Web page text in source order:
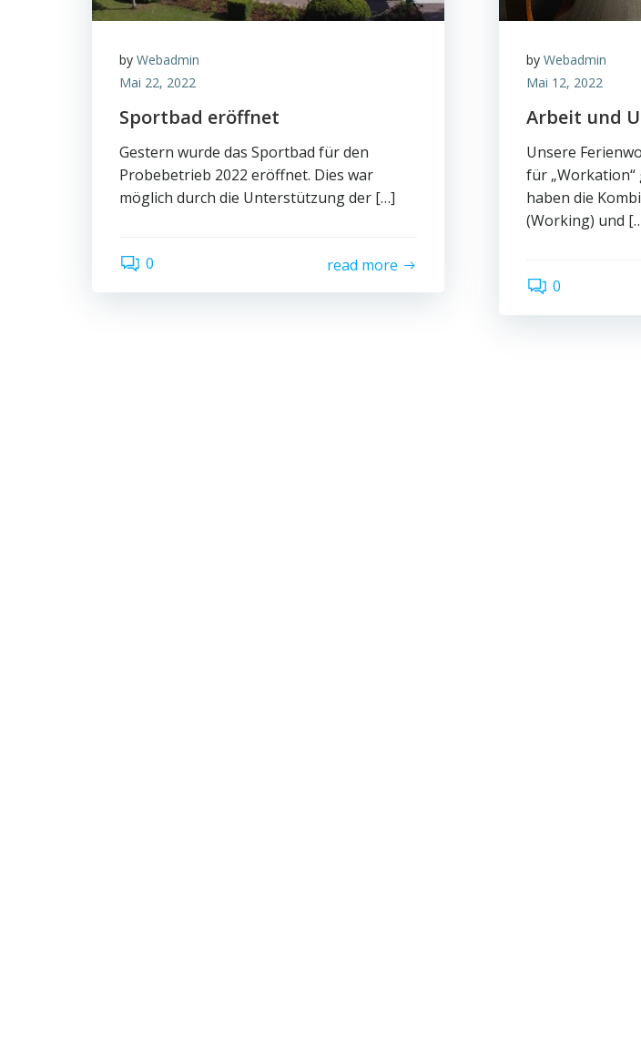
by Webadmin
Mai 22, 2022
Sportbad eröffnet
Gestern wurde das Sportbad für den
Probebetrieb 2022 eröffnet. Dies war
möglich durch die Unterstützung der […]
0 read more
by Webadmin
Mai 12, 2022
Arbeit und
Unsere
für „Workation“
haben die
(Working) und
0